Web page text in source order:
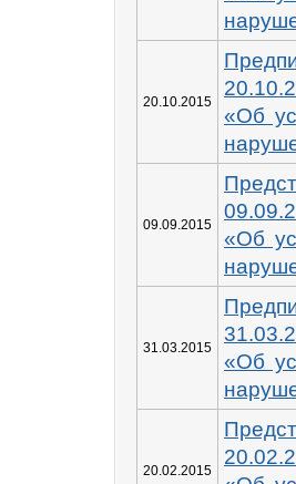
20.10.2015
«Об
09.09.2015
«Об
31.03.2015
«Об
20.02.2015